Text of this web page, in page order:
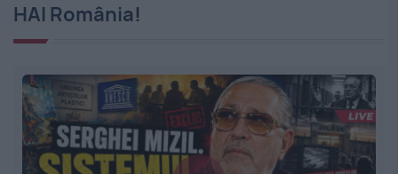
HAI România!